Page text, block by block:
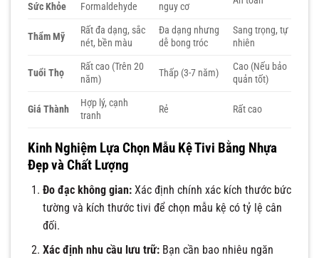
Sức Khỏe
Formaldehyde
nguy cơ
Thẩm Mỹ
Rất đa dạng, sắc
nét, bền màu
Đa dạng nhưng
dễ bong tróc
Sang trọng, tự
nhiên
Tuổi Thọ
Rất cao (Trên 20
năm)
Thấp (3-7 năm)
Cao (Nếu bảo
quản tốt)
Giá Thành
Hợp lý, cạnh
tranh
Rẻ Rất cao
Kinh Nghiệm Lựa Chọn Mẫu Kệ Tivi Bằng Nhựa
Đẹp và Chất Lượng
Đo đạc không gian:Xác định chính xác kích thước bức
tường và kích thước tivi để chọn mẫu kệ có tỷ lệ cân
đối.
Xác định nhu cầu lưu trữ:Bạn cần bao nhiêu ngăn